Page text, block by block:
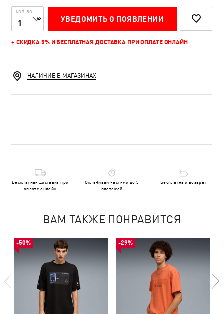
КОЛ-ВО
УВЕДОМИТЬ О ПОЯВЛЕНИИ
+ СКИДКА 5% И БЕСПЛАТНАЯ ДОСТАВКА ПРИ ОПЛАТЕ ОНЛАЙН
НАЛИЧИЕ В МАГАЗИНАХ
Бесплатная доставка при
оплате онлайн
Оплачивай частями до 3
платежей
Бесплатный возврат
ВАМ ТАКЖЕ ПОНРАВИТСЯ
-50% -29%